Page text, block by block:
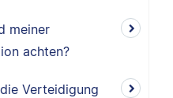
meiner
achten?
Verteidigung